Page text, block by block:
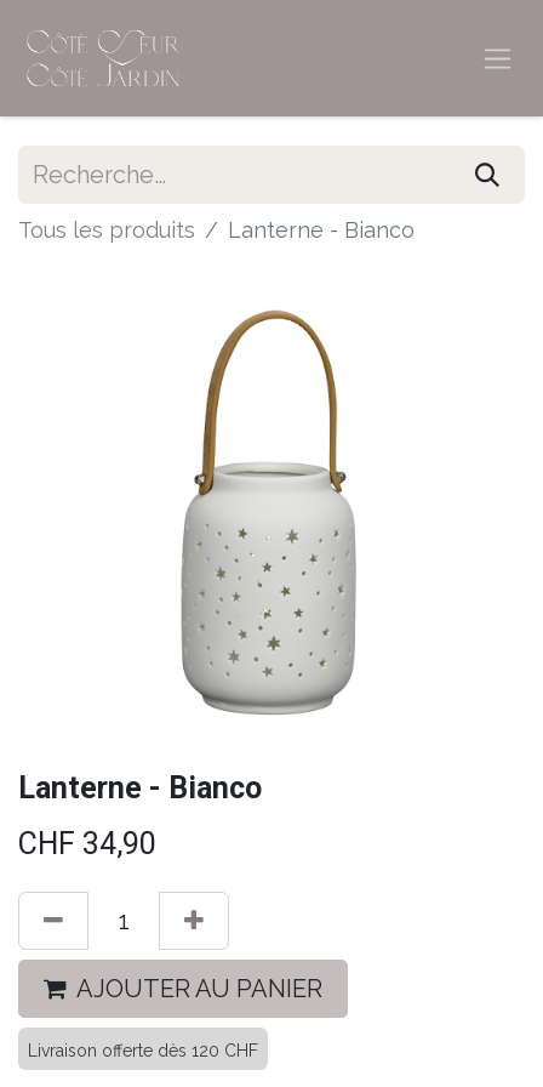
Tous les produits Lanterne - Bianco
Lanterne - Bianco
CHF 34,90
AJOUTER AU PANIER
Livraison offerte dès 120 CHF